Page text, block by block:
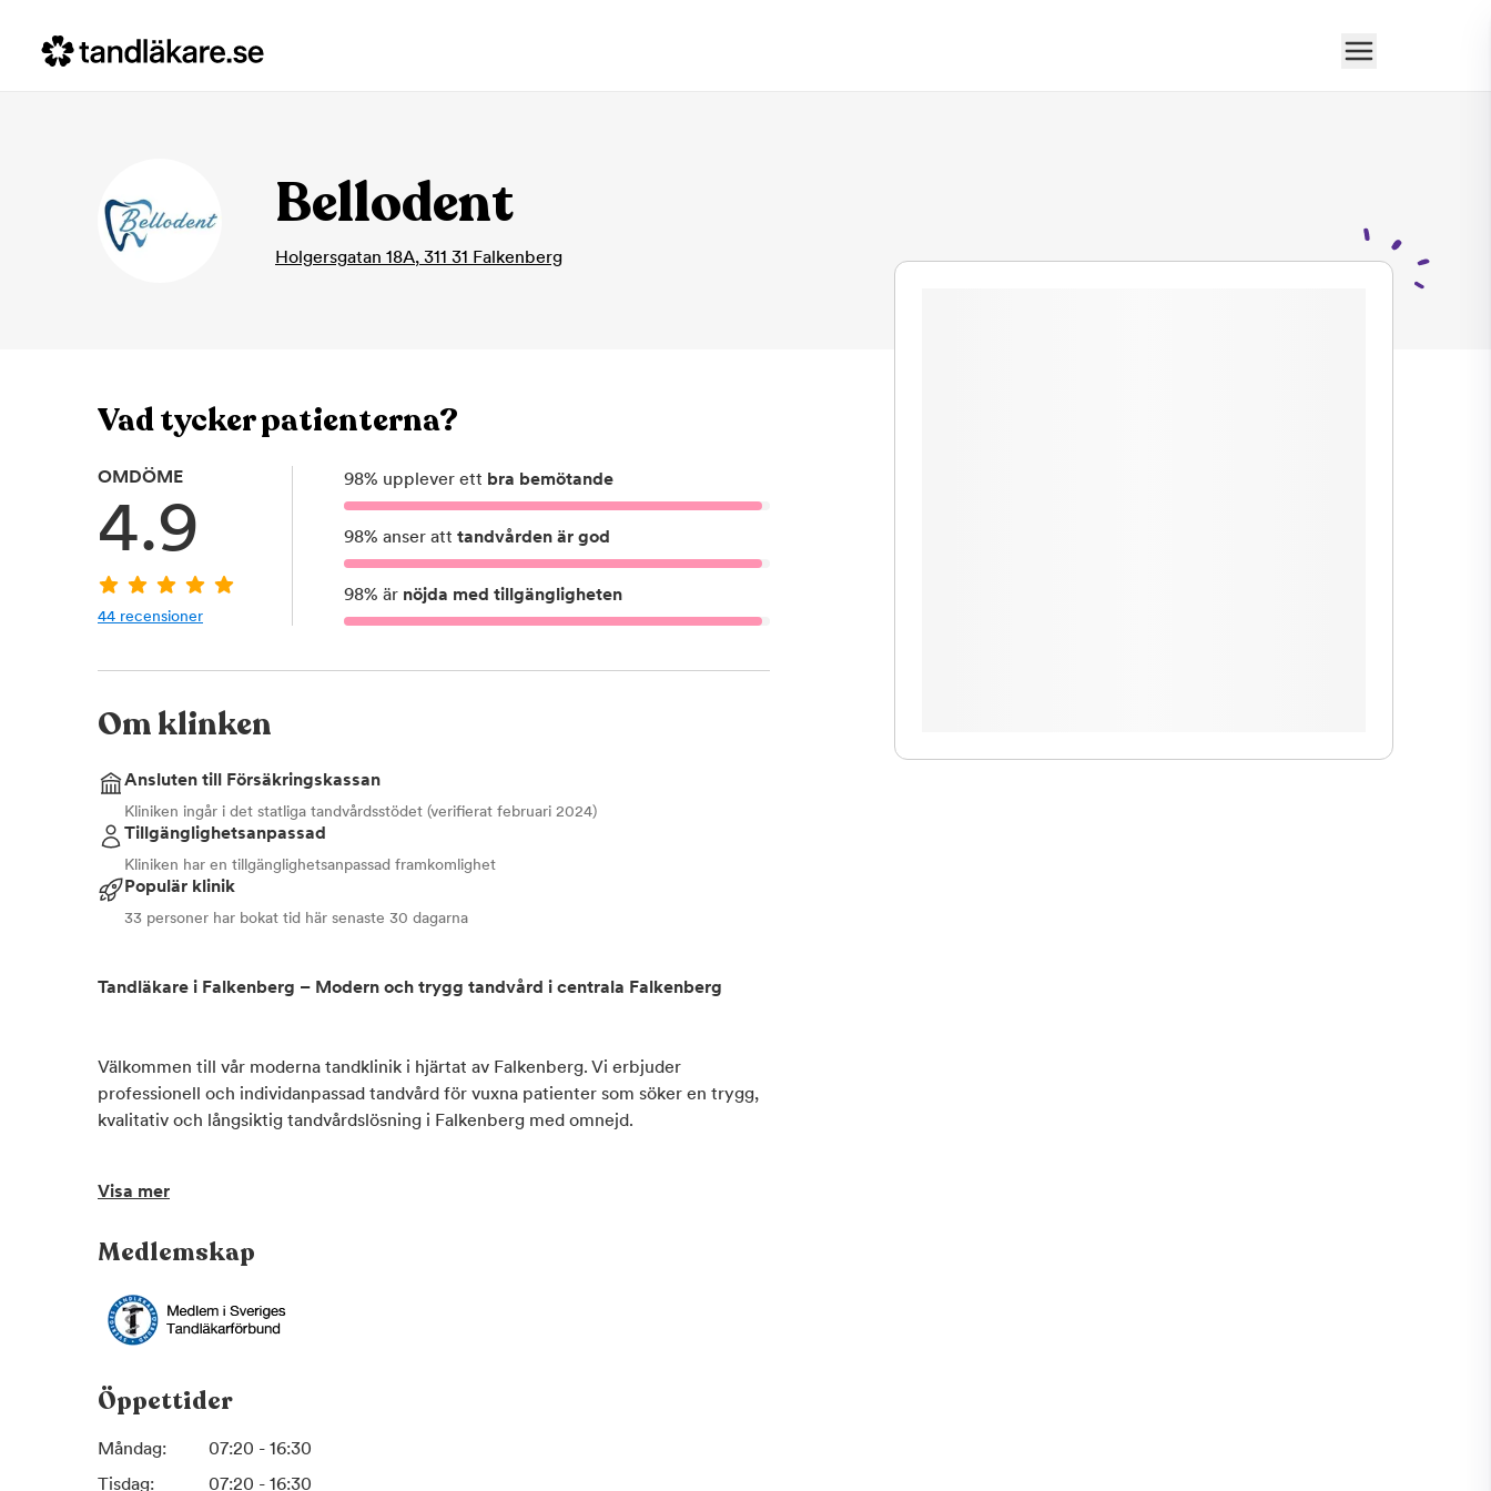
Bellodent
Holgersgatan 18A, 311 31 Falkenberg
Vad tycker patienterna?
OMDÖME
4.9
44 recensioner
98% upplever ett bra bemötande
98% anser att tandvården är god
98% är nöjda med tillgängligheten
Om klinken
Ansluten till Försäkringskassan
Kliniken ingår i det statliga tandvårdsstödet (verifierat februari 2024)
Tillgänglighetsanpassad
Kliniken har en tillgänglighetsanpassad framkomlighet
Populär klinik
33 personer har bokat tid här senaste 30 dagarna
Tandläkare i Falkenberg – Modern och trygg tandvård i centrala Falkenberg
Välkommen till vår moderna tandklinik i hjärtat av Falkenberg. Vi erbjuder
professionell och individanpassad tandvård för vuxna patienter som söker en trygg,
kvalitativ och långsiktig tandvårdslösning i Falkenberg med omnejd.
personligt bemötande för att skapa en tandvårdsupplevelse som känns både
Hos oss står du alltid i centrum. Vi tar oss tid att lyssna på dina behov och
tandvård utifrån dina önskemål och din livssituation.
Oavsett om du besöker oss för:
Visa mer
Medlemskap
Öppettider
Måndag:
07:20 - 16:30
Tisdag:
07:20 - 16:30